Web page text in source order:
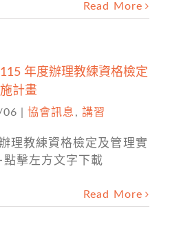
Read More
115 年度辦理教練資格檢定
計畫
協會訊息 , 講習
理教練資格檢定及管理實
擊左方文字下載
Read More